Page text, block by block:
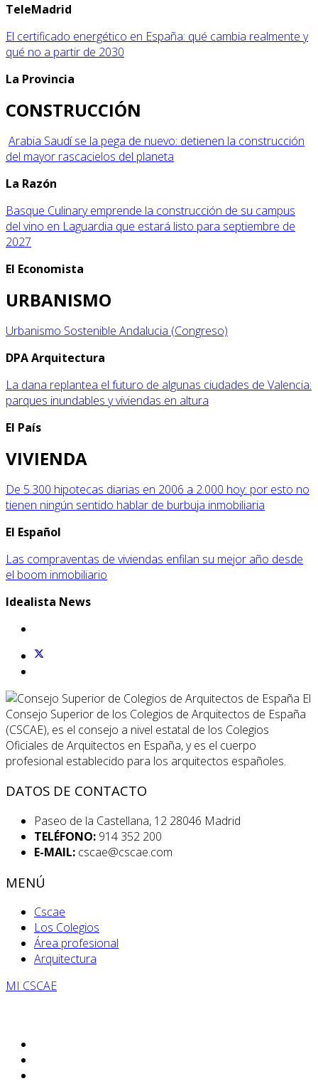
TeleMadrid
El certificado energético en España: qué cambia realmente y
qué no a partir de 2030
La Provincia
CONSTRUCCIÓN
Arabia Saudí se la pega de nuevo: detienen la construcción
del mayor rascacielos del planeta
La Razón
Basque Culinary emprende la construcción de su campus
del vino en Laguardia que estará listo para septiembre de
2027
El Economista
URBANISMO
Urbanismo Sostenible Andalucia (Congreso)
DPA Arquitectura
La dana replantea el futuro de algunas ciudades de Valencia:
parques inundables y viviendas en altura
El País
VIVIENDA
De 5.300 hipotecas diarias en 2006 a 2.000 hoy: por esto no
tienen ningún sentido hablar de burbuja inmobiliaria
El Español
Las compraventas de viviendas enfilan su mejor año desde
el boom inmobiliario
Idealista News
El
Consejo Superior de los Colegios de Arquitectos de España
(CSCAE), es el consejo a nivel estatal de los Colegios
Oficiales de Arquitectos en España, y es el cuerpo
profesional establecido para los arquitectos españoles.
DATOS DE CONTACTO
Paseo de la Castellana, 12 28046 Madrid
TELÉFONO: 914 352 200
E-MAIL: cscae@cscae.com
MENÚ
Cscae
Los Colegios
Área profesional
Arquitectura
MI CSCAE